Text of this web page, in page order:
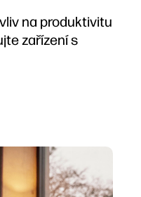
na produktivitu
zařízení s